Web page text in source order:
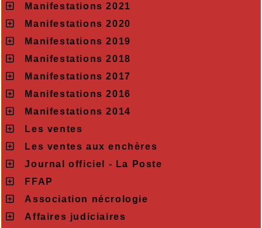
Manifestations 2021
Manifestations 2020
Manifestations 2019
Manifestations 2018
Manifestations 2017
Manifestations 2016
Manifestations 2014
Les ventes
Les ventes aux enchères
Journal officiel - La Poste
FFAP
Association nécrologie
Affaires judiciaires